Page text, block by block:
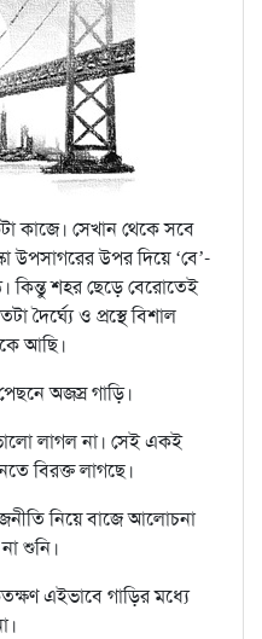
কাজে। সেখান থেকে সবে
উপসাগরের উপর দিয়ে ‘বে’-
কিন্তু শহর ছেড়ে বেরোতেই
দৈর্ঘ্যে ও প্রস্থে বিশাল
আছি।
অজস্র গাড়ি।
লাগল না। সেই একই
বিরক্ত লাগছে।
নিয়ে বাজে আলোচনা
শুনি।
এইভাবে গাড়ির মধ‍্যে